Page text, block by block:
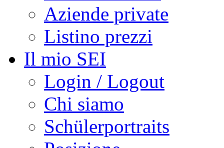
Aziende private
Listino prezzi
Il mio SEI
Login / Logout
Chi siamo
Schülerportraits